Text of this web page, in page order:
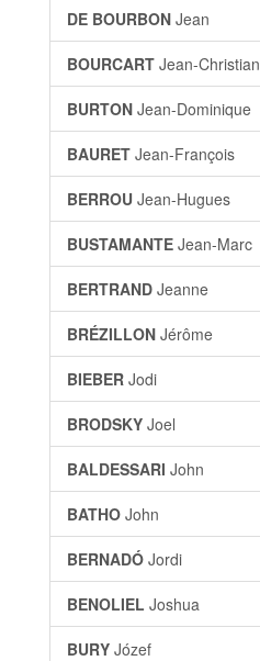
DE BOURBON Jean
BOURCART Jean-Christian
BURTON Jean-Dominique
BAURET Jean-François
BERROU Jean-Hugues
BUSTAMANTE Jean-Marc
BERTRAND Jeanne
BRÉZILLON Jérôme
BIEBER Jodi
BRODSKY Joel
BALDESSARI John
BATHO John
BERNADÓ Jordi
BENOLIEL Joshua
BURY Józef